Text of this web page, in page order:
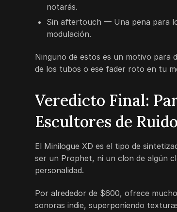
notarás.
Sin aftertouch — Una pena para
modulación.
Ninguno de estos es un motivo para
de los tubos o ese fader roto en tu
Veredicto Final:
Escultores de
El Minilogue XD es el tipo de
ser un Prophet, ni un clon de algún
personalidad.
Por alrededor de $600, ofrece
sonoras indie, superponiendo